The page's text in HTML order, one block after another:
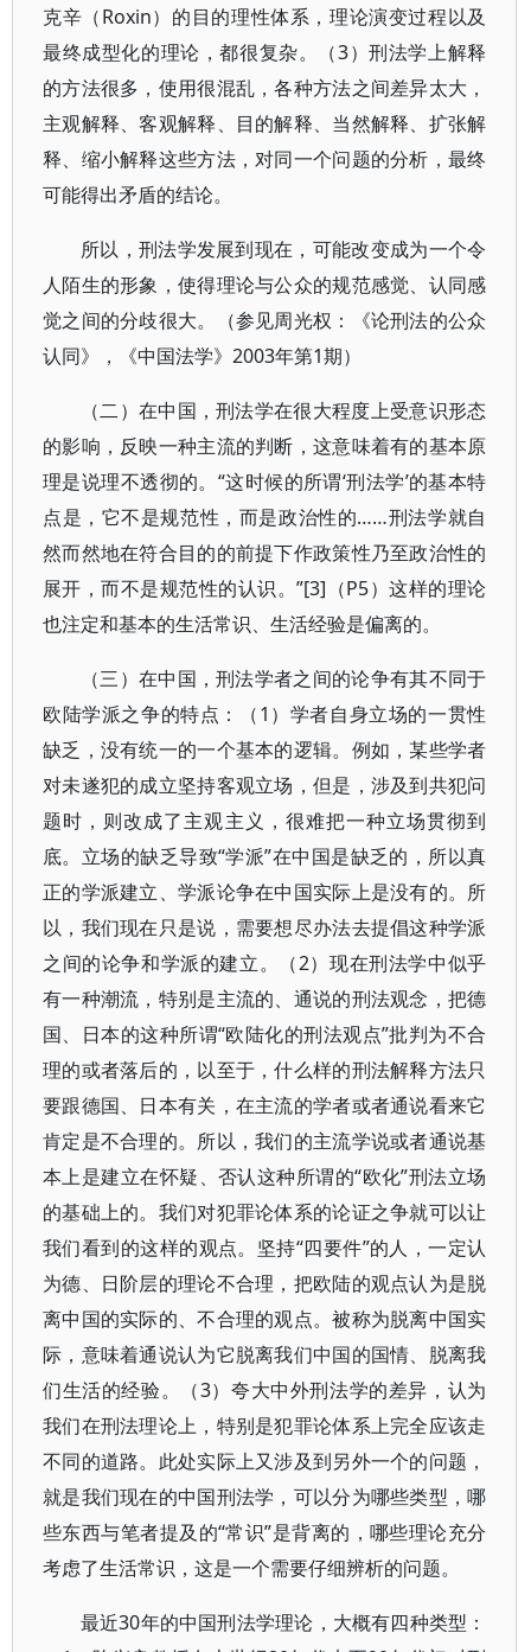
克辛（Roxin）的目的理性体系，理论演变过程以及
最终成型化的理论，都很复杂。（3）刑法学上解释
的方法很多，使用很混乱，各种方法之间差异太大，
主观解释、客观解释、目的解释、当然解释、扩张解
释、缩小解释这些方法，对同一个问题的分析，最终
可能得出矛盾的结论。
所以，刑法学发展到现在，可能改变成为一个令
人陌生的形象，使得理论与公众的规范感觉、认同感
觉之间的分歧很大。（参见周光权：《论刑法的公众
认同》，《中国法学》2003年第1期）
（二）在中国，刑法学在很大程度上受意识形态
的影响，反映一种主流的判断，这意味着有的基本原
理是说理不透彻的。“这时候的所谓‘刑法学’的基本特
点是，它不是规范性，而是政治性的……刑法学就自
然而然地在符合目的的前提下作政策性乃至政治性的
展开，而不是规范性的认识。”[3]（P5）这样的理论
也注定和基本的生活常识、生活经验是偏离的。
（三）在中国，刑法学者之间的论争有其不同于
欧陆学派之争的特点：（1）学者自身立场的一贯性
缺乏，没有统一的一个基本的逻辑。例如，某些学者
对未遂犯的成立坚持客观立场，但是，涉及到共犯问
题时，则改成了主观主义，很难把一种立场贯彻到
底。立场的缺乏导致“学派”在中国是缺乏的，所以真
正的学派建立、学派论争在中国实际上是没有的。所
以，我们现在只是说，需要想尽办法去提倡这种学派
之间的论争和学派的建立。（2）现在刑法学中似乎
有一种潮流，特别是主流的、通说的刑法观念，把德
国、日本的这种所谓“欧陆化的刑法观点”批判为不合
理的或者落后的，以至于，什么样的刑法解释方法只
要跟德国、日本有关，在主流的学者或者通说看来它
肯定是不合理的。所以，我们的主流学说或者通说基
本上是建立在怀疑、否认这种所谓的“欧化”刑法立场
的基础上的。我们对犯罪论体系的论证之争就可以让
我们看到的这样的观点。坚持“四要件”的人，一定认
为德、日阶层的理论不合理，把欧陆的观点认为是脱
离中国的实际的、不合理的观点。被称为脱离中国实
际，意味着通说认为它脱离我们中国的国情、脱离我
们生活的经验。（3）夸大中外刑法学的差异，认为
我们在刑法理论上，特别是犯罪论体系上完全应该走
不同的道路。此处实际上又涉及到另外一个的问题，
就是我们现在的中国刑法学，可以分为哪些类型，哪
些东西与笔者提及的“常识”是背离的，哪些理论充分
考虑了生活常识，这是一个需要仔细辨析的问题。
最近30年的中国刑法学理论，大概有四种类型：